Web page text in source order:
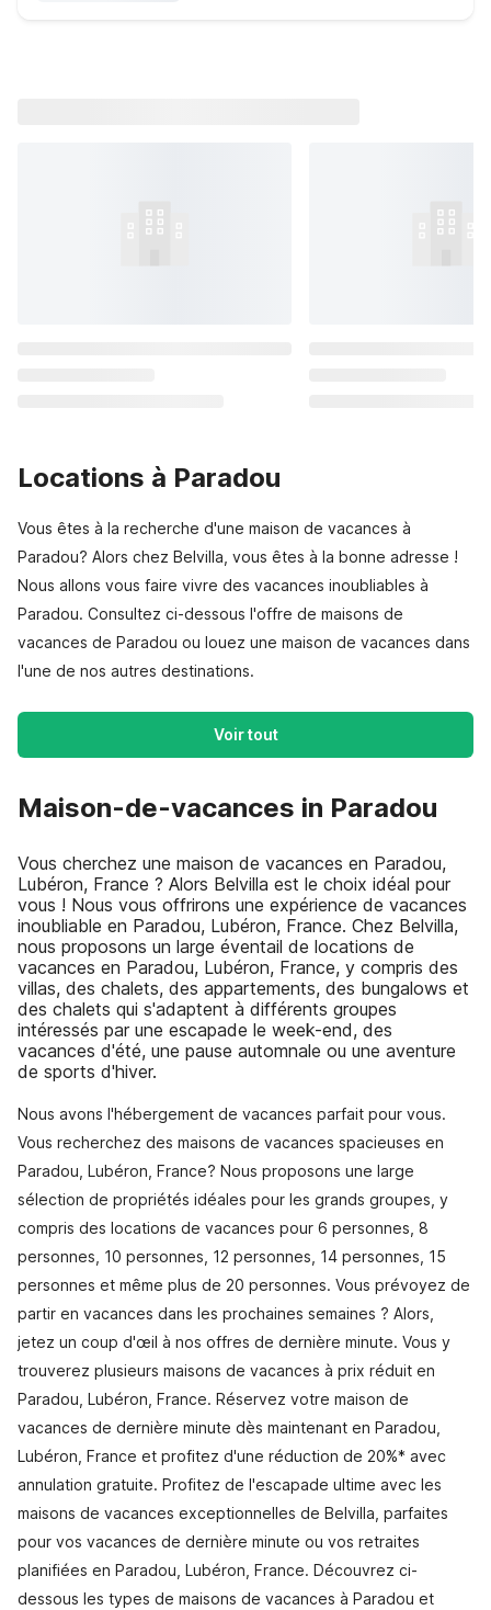
Locations à Paradou
Vous êtes à la recherche d'une maison de vacances à
Paradou? Alors chez Belvilla, vous êtes à la bonne adresse !
Nous allons vous faire vivre des vacances inoubliables à
Paradou. Consultez ci-dessous l'offre de maisons de
vacances de Paradou ou louez une maison de vacances dans
l'une de nos autres destinations.
Voir tout
Maison-de-vacances in Paradou
Vous cherchez une maison de vacances en Paradou,
Lubéron, France ? Alors Belvilla est le choix idéal pour
vous ! Nous vous offrirons une expérience de vacances
inoubliable en Paradou, Lubéron, France. Chez Belvilla,
nous proposons un large éventail de locations de
vacances en Paradou, Lubéron, France, y compris des
villas, des chalets, des appartements, des bungalows et
des chalets qui s'adaptent à différents groupes
intéressés par une escapade le week-end, des
vacances d'été, une pause automnale ou une aventure
de sports d'hiver.
Nous avons l'hébergement de vacances parfait pour vous.
Vous recherchez des maisons de vacances spacieuses en
Paradou, Lubéron, France? Nous proposons une large
sélection de propriétés idéales pour les grands groupes, y
compris des locations de vacances pour 6 personnes, 8
personnes, 10 personnes, 12 personnes, 14 personnes, 15
personnes et même plus de 20 personnes. Vous prévoyez de
partir en vacances dans les prochaines semaines ? Alors,
jetez un coup d'œil à nos offres de dernière minute. Vous y
trouverez plusieurs maisons de vacances à prix réduit en
Paradou, Lubéron, France. Réservez votre maison de
vacances de dernière minute dès maintenant en Paradou,
Lubéron, France et profitez d'une réduction de 20%* avec
annulation gratuite. Profitez de l'escapade ultime avec les
maisons de vacances exceptionnelles de Belvilla, parfaites
pour vos vacances de dernière minute ou vos retraites
planifiées en Paradou, Lubéron, France. Découvrez ci-
dessous les types de maisons de vacances à Paradou et